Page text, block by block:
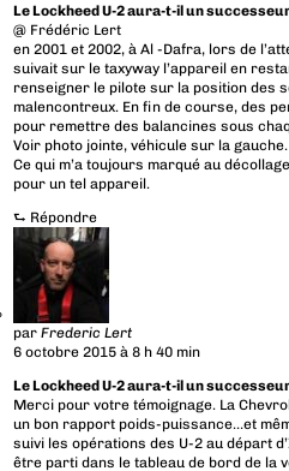
Le Lockheed U-2 aura-t-il un
@ Frédéric Lert
en 2001 et 2002, à Al -Dafra, lors de
suivait sur le taxyway l’appareil en
renseigner le pilote sur la position des
malencontreux. En fin de course, des
pour remettre des balancines sous
Voir photo jointe, véhicule sur la gauche.
Ce qui m’a toujours marqué au
pour un tel appareil.
⮑ Répondre
parFrederic Lert
6 octobre 2015 à 8 h 40 min
Le Lockheed U-2 aura-t-il un
Merci pour votre témoignage. La
un bon rapport poids-puissance…et
suivi les opérations des U-2 au départ
être parti dans le tableau de bord de la